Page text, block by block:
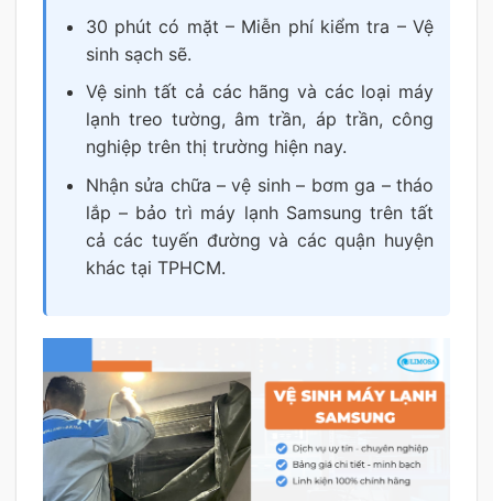
30 phút có mặt – Miễn phí kiểm tra – Vệ
sinh sạch sẽ.
Vệ sinh tất cả các hãng và các loại máy
lạnh treo tường, âm trần, áp trần, công
nghiệp trên thị trường hiện nay.
Nhận sửa chữa – vệ sinh – bơm ga – tháo
lắp – bảo trì máy lạnh Samsung trên tất
cả các tuyến đường và các quận huyện
khác tại TPHCM.